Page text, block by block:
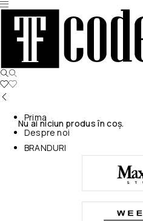
Nu ai niciun produs în coș.
Prima
Despre noi
BRANDURI